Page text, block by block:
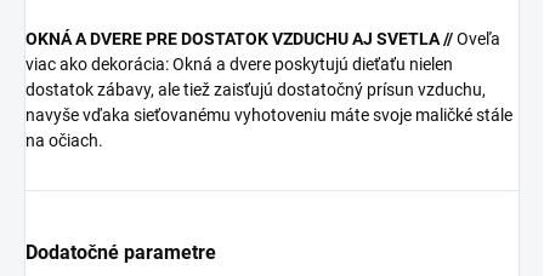
OKNÁ A DVERE PRE DOSTATOK VZDUCHU AJ SVETLA //Oveľa
viac ako dekorácia: Okná a dvere poskytujú dieťaťu nielen
dostatok zábavy, ale tiež zaisťujú dostatočný prísun vzduchu,
navyše vďaka sieťovanému vyhotoveniu máte svoje maličké stále
na očiach.
Dodatočné parametre